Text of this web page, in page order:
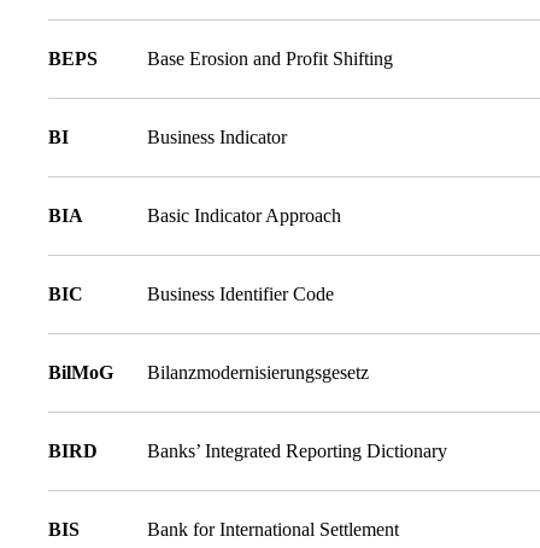
BEPS Base Erosion and Profit Shifting
BI Business Indicator
BIA Basic Indicator Approach
BIC Business Identifier Code
BilMoG Bilanzmodernisierungsgesetz
BIRD Banks’ Integrated Reporting Dictionary
BIS Bank for International Settlement